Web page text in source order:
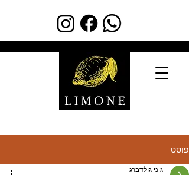
פוסט
ג'ני גולדברג